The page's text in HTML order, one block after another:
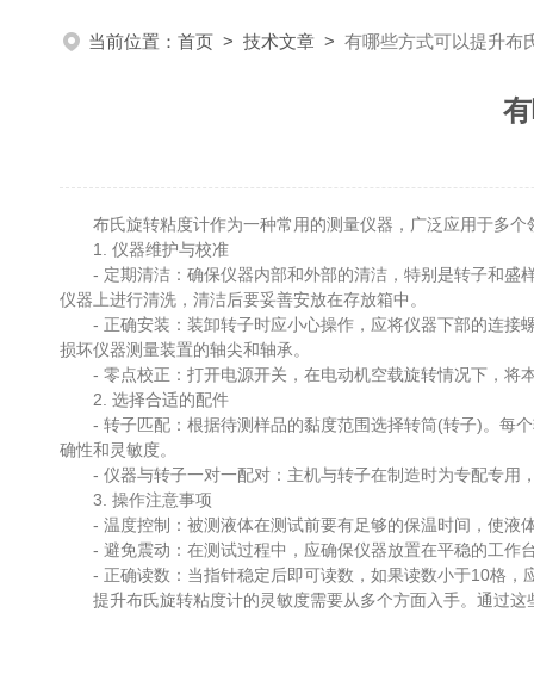
当前位置： 首页 > 技术文章 > 有哪些方式可以提升布
布氏旋转粘度计作为一种常用的测量仪器，广泛应用于多个
1. 仪器维护与校准
- 定期清洁：确保仪器内部和外部的清洁，特别是转子和盛
仪器上进行清洗，清洁后要妥善安放在存放箱中。
- 正确安装：装卸转子时应小心操作，应将仪器下部的连接螺
损坏仪器测量装置的轴尖和轴承。
- 零点校正：打开电源开关，在电动机空载旋转情况下，将
2. 选择合适的配件
- 转子匹配：根据待测样品的黏度范围选择转筒(转子)。每个
确性和灵敏度。
- 仪器与转子一对一配对：主机与转子在制造时为专配专用
3. 操作注意事项
- 温度控制：被测液体在测试前要有足够的保温时间，使液
- 避免震动：在测试过程中，应确保仪器放置在平稳的工作
- 正确读数：当指针稳定后即可读数，如果读数小于10格，
提升布氏旋转粘度计的灵敏度需要从多个方面入手。通过这